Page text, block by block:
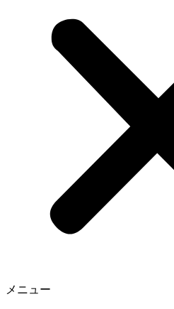
メニュー